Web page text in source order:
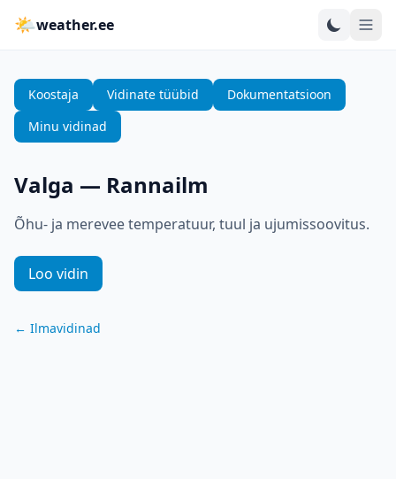
🌤weather.ee
Koostaja Vidinate tüübid
Dokumentatsioon
Minu vidinad
Valga — Rannailm
Õhu- ja merevee temperatuur, tuul ja ujumissoovitus.
Loo vidin
← Ilmavidinad